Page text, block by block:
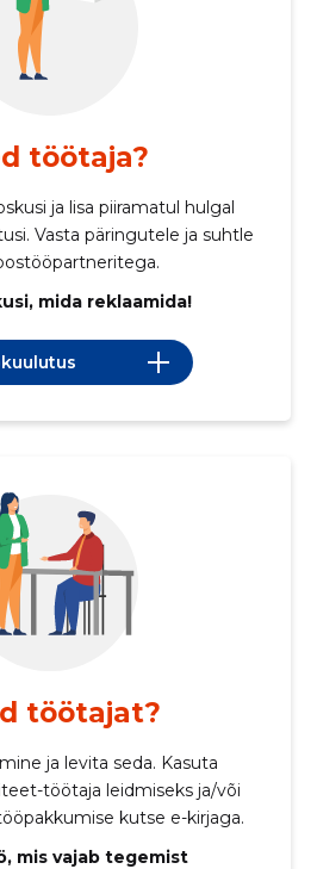
töötaja?
ja lisa piiramatul hulgal
Vasta päringutele ja suhtle
mida reklaamida!
töötajat?
ja levita seda. Kasuta
töötaja leidmiseks ja/või
kutse e-kirjaga.
mis vajab tegemist